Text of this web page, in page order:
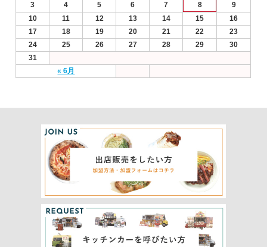
« 6月
3
4 5 6 7 8
9
10
11 12 13 14 15
16
17
18 19 20 21 22
23
24
25 26 27 28 29
30
31